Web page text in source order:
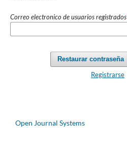
Correo electronico de usuarios registrados
Restaurar contraseña
Registrarse
Open Journal Systems